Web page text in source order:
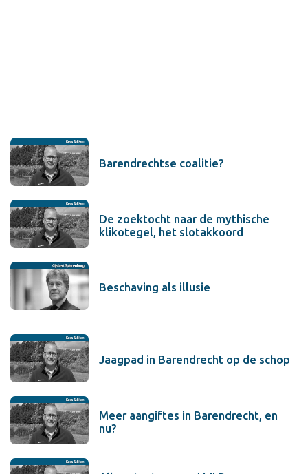
Barendrechtse coalitie?
De zoektocht naar de mythische
klikotegel, het slotakkoord
Beschaving als illusie
Jaagpad in Barendrecht op de schop
Meer aangiftes in Barendrecht, en
nu?